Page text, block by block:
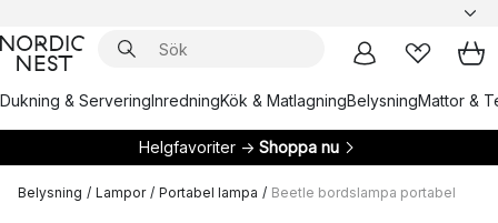
Dukning & ServeringInredningKök & MatlagningBelysningMattor &
Helgfavoriter → Shoppa nu
Belysning / Lampor / Portabel lampa / Beetle bordslampa portabel